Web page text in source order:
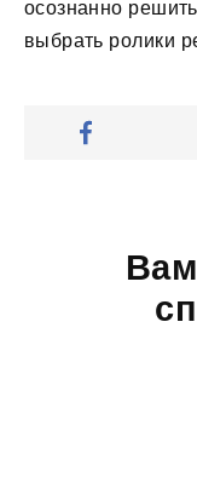
осознанно
выбрать ролики